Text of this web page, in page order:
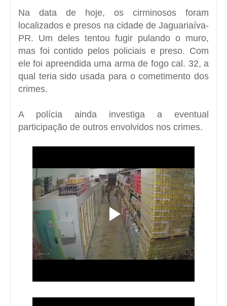
Na data de hoje, os cirminosos foram
localizados e presos na cidade de Jaguariaíva-
PR. Um deles tentou fugir pulando o muro,
mas foi contido pelos policiais e preso. Com
ele foi apreendida uma arma de fogo cal. 32, a
qual teria sido usada para o cometimento dos
crimes.
A polícia ainda investiga a eventual
participação de outros envolvidos nos crimes.